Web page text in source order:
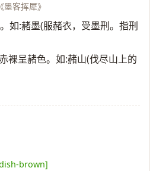
墨客挥犀》
如:赭墨(服赭衣，受墨刑。指刑
裸呈赭色。如:赭山(伐尽山上的
brown]